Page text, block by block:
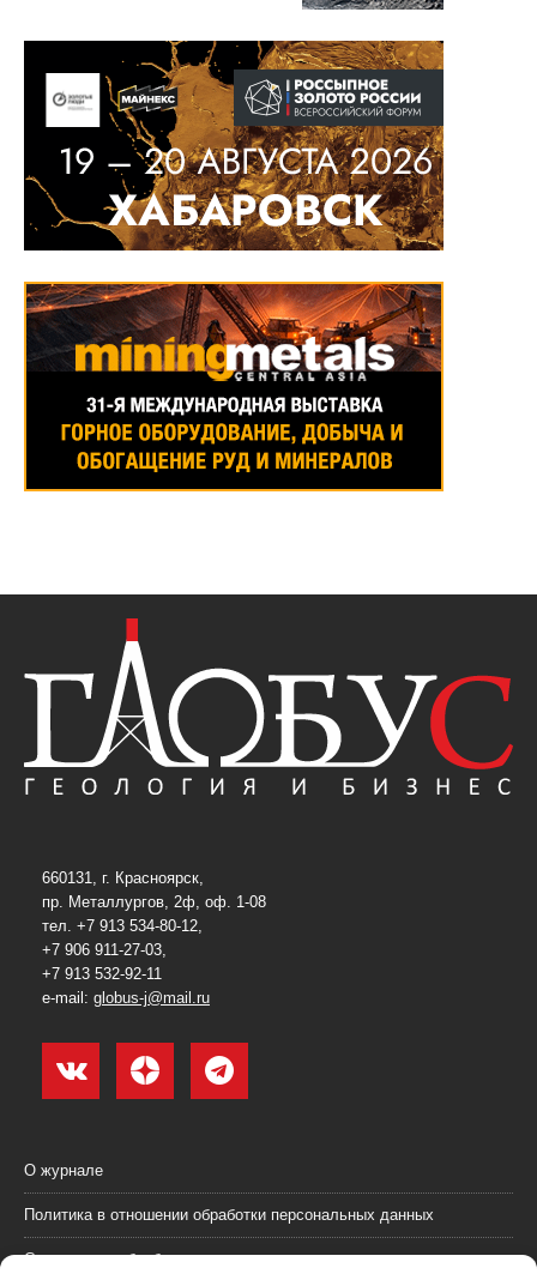
660131, г. Красноярск,
пр. Металлургов, 2ф, оф. 1-08
тел. +7 913 534-80-12,
+7 906 911-27-03,
+7 913 532-92-11
e-mail: globus-j@mail.ru
О журнале
Политика в отношении обработки персональных данных
Согласие на обработку персональных данных